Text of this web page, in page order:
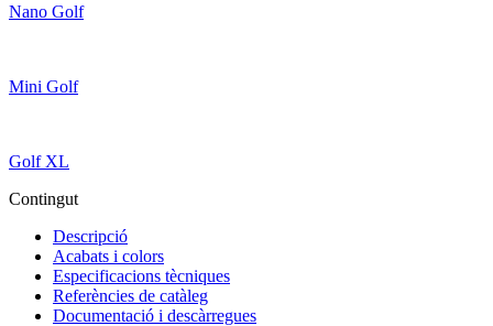
Nano Golf
Mini Golf
Golf XL
Contingut
Descripció
Acabats i colors
Especificacions tècniques
Referències de catàleg
Documentació i descàrregues